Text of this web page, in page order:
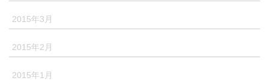
2015年3月
2015年2月
2015年1月